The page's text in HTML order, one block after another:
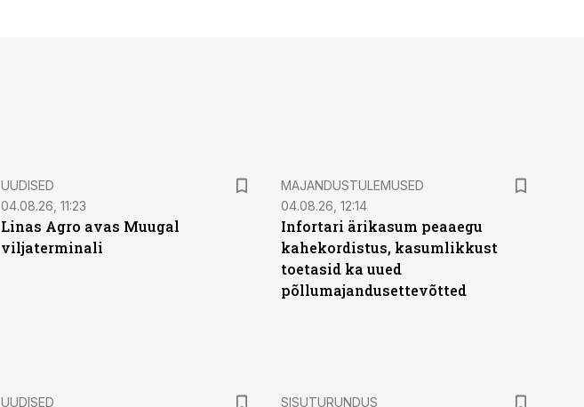
UUDISED
04.08.26, 11:23
Linas Agro avas Muugal
viljaterminali
MAJANDUSTULEMUSED
04.08.26, 12:14
Infortari ärikasum peaaegu
kahekordistus, kasumlikkust
toetasid ka uued
põllumajandusettevõtted
UUDISED ST
SISUTURUNDUS